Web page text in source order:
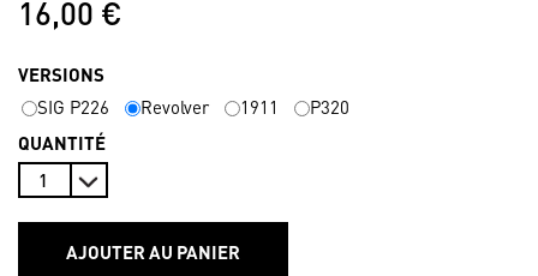
16,00 €
VERSIONS
SIG P226
Revolver 1911
P320
QUANTITÉ
AJOUTER AU PANIER